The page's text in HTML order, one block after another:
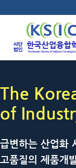
The
of
급변하는 산업화
고품질의 제품개